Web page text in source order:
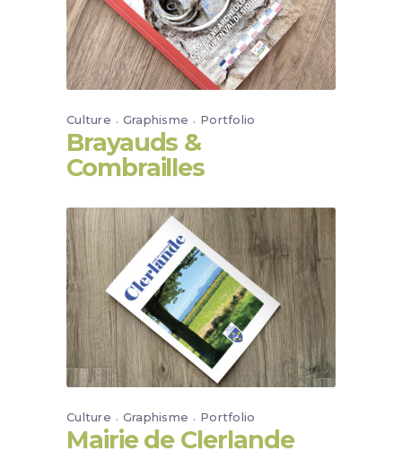
Culture Graphisme Portfolio
Brayauds &
Combrailles
Culture Graphisme Portfolio
Mairie de Clerlande